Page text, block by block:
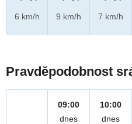
6 km/h
9 km/h
7 km/h
Pravděpodobnost
09:00
dnes
10:00
dnes